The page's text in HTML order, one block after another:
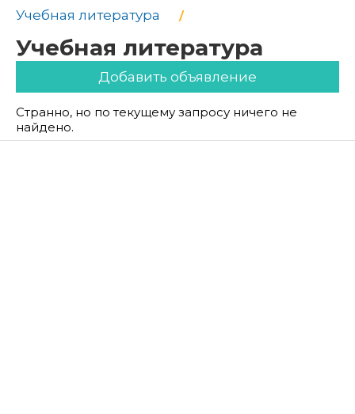
Учебная литература
Учебная литература
Добавить объявление
Странно, но по текущему запросу ничего не
найдено.